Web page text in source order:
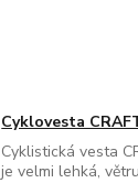
Cyklovesta
Cyklistická vesta
je velmi lehká,